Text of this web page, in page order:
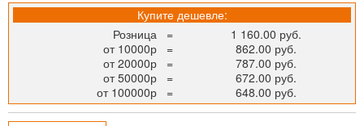
Купите дешевле:
Розница
=
1 160.00 руб.
от 10000р
=
862.00 руб.
от 20000р
=
787.00 руб.
от 50000р
=
672.00 руб.
от 100000р
= 648.00 руб.